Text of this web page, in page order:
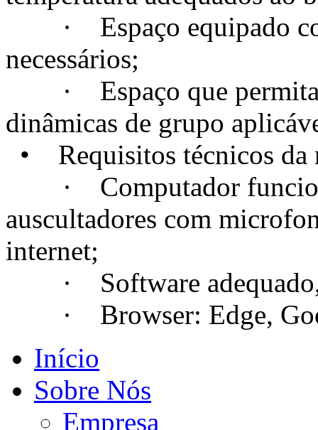
· Espaço equipado
necessários;
· Espaço que permita
dinâmicas de grupo
• Requisitos técnicos da
· Computador
auscultadores com
internet;
· Software adequado,
· Browser: Edge,
Início
Sobre Nós
Empresa